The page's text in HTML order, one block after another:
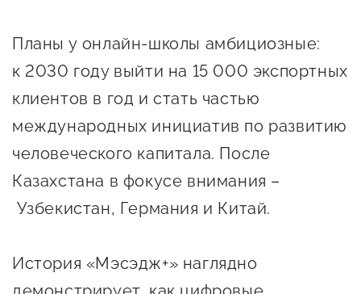
АвтоУСН
Иностранным гражданам
Сервисы для бизнеса
О фонде
Общая информация
Документы
Планы у онлайн-школы амбициозные:
к 2030 году выйти на 15 000 экспортных
клиентов в год и стать частью
международных инициатив по развитию
человеческого капитала. После
Казахстана в фокусе внимания –
Узбекистан, Германия и Китай.
История «Мэсэдж+» наглядно